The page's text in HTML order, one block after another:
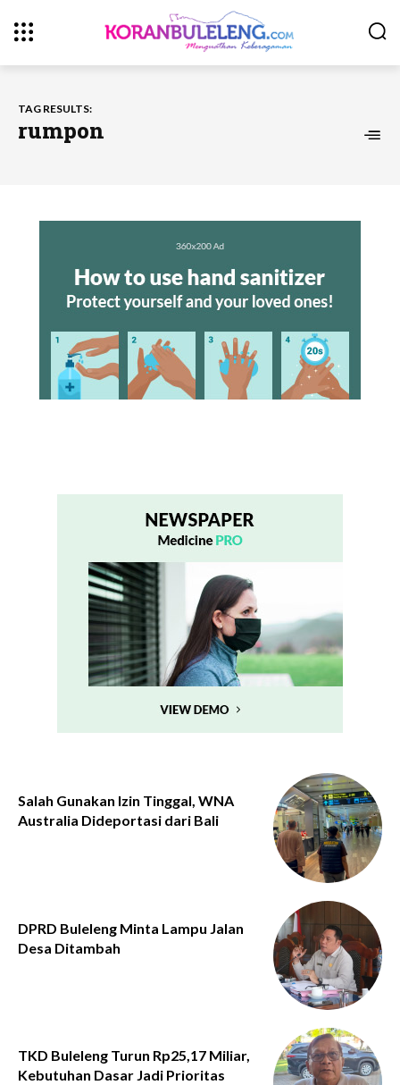
TAG RESULTS:
rumpon
Salah Gunakan Izin Tinggal, WNA
Australia Dideportasi dari Bali
DPRD Buleleng Minta Lampu Jalan
Desa Ditambah
TKD Buleleng Turun Rp25,17 Miliar,
Kebutuhan Dasar Jadi Prioritas